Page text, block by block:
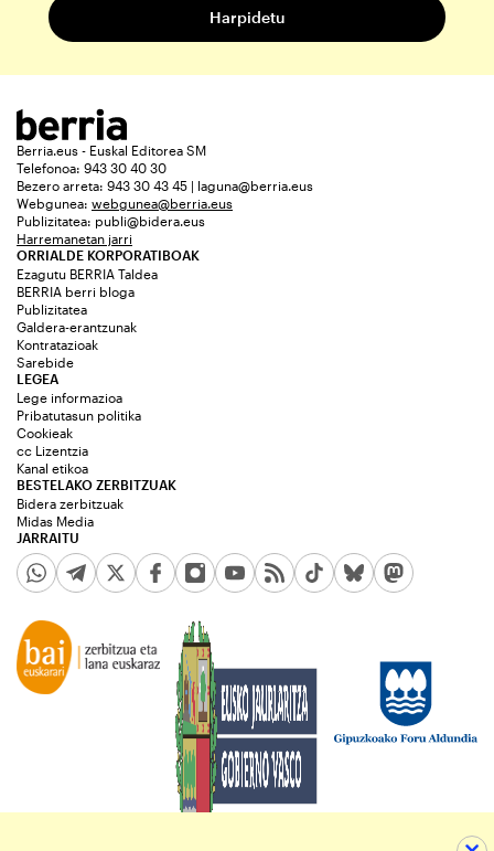
Berria.eus - Euskal Editorea SM
Telefonoa: 943 30 40 30
Bezero arreta: 943 30 43 45 | laguna@berria.eus
Webgunea: webgunea@berria.eus
Publizitatea: publi@bidera.eus
Harremanetan jarri
ORRIALDE KORPORATIBOAK
Ezagutu BERRIA Taldea
BERRIA berri bloga
Publizitatea
Galdera-erantzunak
Kontratazioak
Sarebide
JARRAITU
LEGEA
Lege informazioa
Pribatutasun politika
Cookieak
cc Lizentzia
Kanal etikoa
BESTELAKO ZERBITZUAK
Bidera zerbitzuak
Midas Media